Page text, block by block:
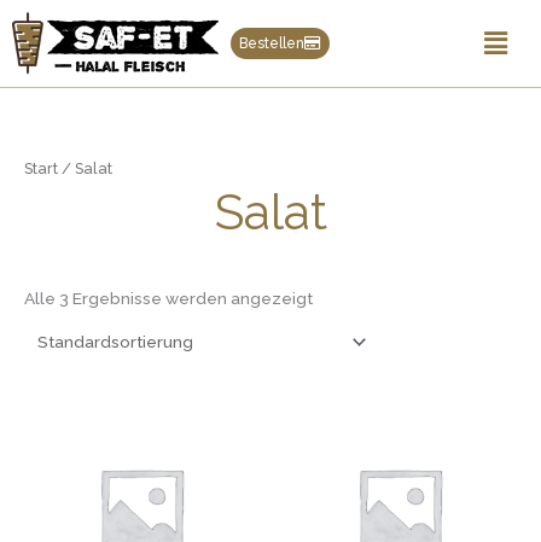
Zum
Inhalt
springen
Bestellen
Start / Salat
Salat
Alle 3 Ergebnisse werden angezeigt